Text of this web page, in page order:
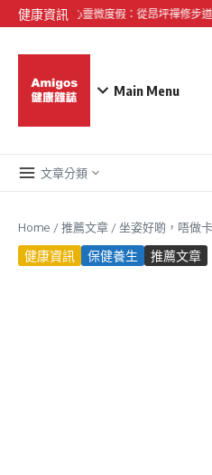
Skip to content
健康資訊
《大嶼山心靈微度假：從昂坪禪修步道
Main Menu
文章分類
Home /推薦文章 /坐姿好啲，唔做
健康資訊 保健養生 推薦文章